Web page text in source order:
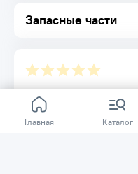
Главная Каталог
Запасные части
Отзывов ещё нет.
Расскажите о товаре,